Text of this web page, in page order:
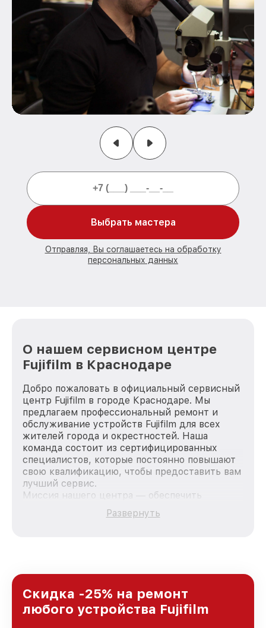
Выбрать мастера
Отправляя, Вы соглашаетесь на обработку
персональных данных
О нашем сервисном центре
Fujifilm в Краснодаре
Добро пожаловать в официальный сервисный
центр Fujifilm в городе Краснодаре. Мы
предлагаем профессиональный ремонт и
обслуживание устройств Fujifilm для всех
жителей города и окрестностей. Наша
команда состоит из сертифицированных
специалистов, которые постоянно повышают
свою квалификацию, чтобы предоставить вам
лучший сервис.
Миссия нашего центра — обеспечить
качественный и доступный ремонт для
каждого пользователя продукции Fujifilm, вне
Краснодаре, постоянно повышая уровень
доверия и лояльности наших клиентов.
Развернуть
Скидка -25% на ремонт
любого устройства Fujifilm